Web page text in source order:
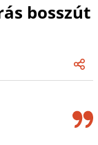
bosszút